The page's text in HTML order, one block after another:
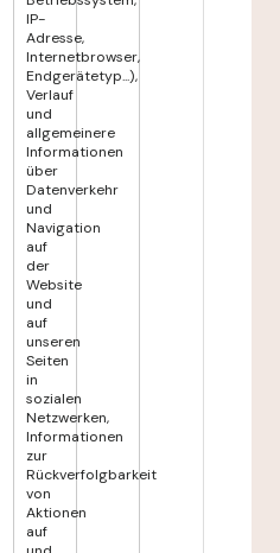
IP-
Adresse,
Internetbrowser,
Endgerätetyp...),
Verlauf
und
allgemeinere
Informationen
über
Datenverkehr
und
Navigation
auf
der
Website
und
auf
unseren
Seiten
in
sozialen
Netzwerken,
Informationen
zur
Rückverfolgbarkeit
von
Aktionen
auf